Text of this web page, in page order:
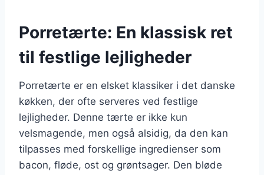
Porretærte: En klassisk ret
til festlige lejligheder
Porretærte er en elsket klassiker i det danske
køkken, der ofte serveres ved festlige
lejligheder. Denne tærte er ikke kun
velsmagende, men også alsidig, da den kan
tilpasses med forskellige ingredienser som
bacon, fløde, ost og grøntsager. Den bløde